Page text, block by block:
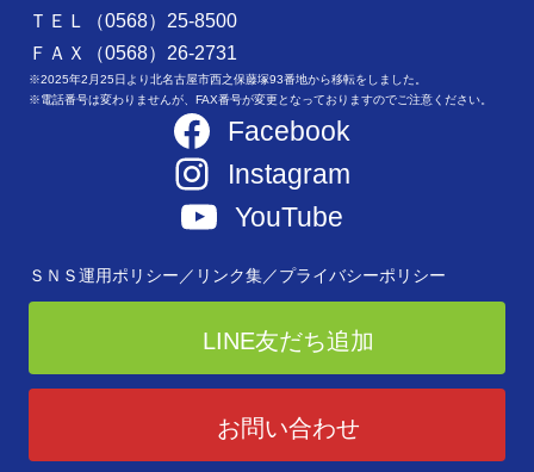
ＴＥＬ（0568）25-8500
ＦＡＸ（0568）26-2731
※2025年2月25日より北名古屋市西之保藤塚93番地から移転をしました。
※電話番号は変わりませんが、FAX番号が変更となっておりますのでご注意ください。
Facebook
Instagram
YouTube
ＳＮＳ運用ポリシー／ リンク集／プライバシーポリシー
LINE友だち追加
お問い合わせ